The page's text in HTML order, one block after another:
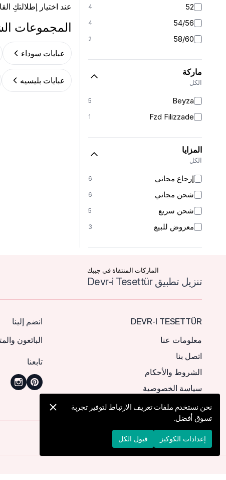
52
4
54/56
4
58/60
2
ماركة
الكل
Beyza
5
Fzd Filizzade
1
المزايا
الكل
إرجاع مجاني 6
شحن مجاني 6
شحن سريع 5
معروض للبيع 3
عند اختيار إطلالتكِ
المجموعات
عبايات سوداء
عبايات بليسيه
الماركات المنتقاة في جيبك
تنزيل تطبيق Devr-i Tesettür
DEVR-I TESETTÜR
معلومات عنا
اتصل بنا
الشروط والأحكام
سياسة الخصوصية
انضم إلينا
البائعون
تابعنا
© 2026 Devr-i Tesettür -
نحن نستخدم ملفات تعريف الارتباط لتوفير تجربة
تسوق أفضل.
إعدادات الكوكيز قبول الكل